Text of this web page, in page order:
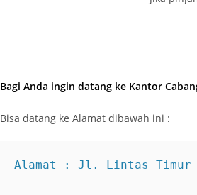
Bagi Anda ingin datang ke Kantor
Bisa datang ke Alamat dibawah ini :
Alamat : Jl. Lintas Timur